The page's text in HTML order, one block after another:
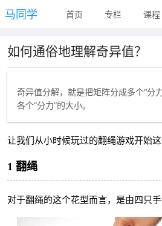
马同学 首页 专栏 课程
如何通俗地理解奇异值？
奇异值分解，就是把矩阵分成多个“分
各个“分力”的大小。
让我们从小时候玩过的翻绳游戏开始这
1 翻绳
对于翻绳的这个花型而言，是由四只手